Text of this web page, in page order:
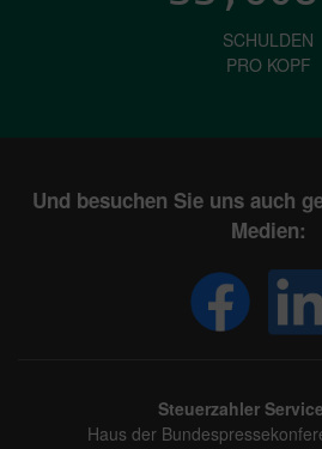
SCHULDEN
PRO KOPF
Und besuchen Sie uns auch
Medien:
Steuerzahler
Haus der